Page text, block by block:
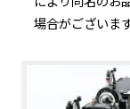
場合がございま